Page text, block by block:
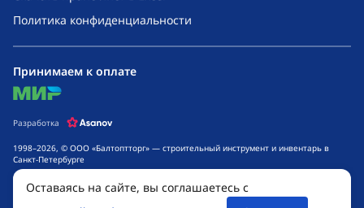
Политика конфиденциальности
1998–2026, © ООО «Балтоптторг» — строительный инструмент и инвентарь в
Санкт-Петербурге
Обращаем ваше внимание на то, что данный интернет-сайт носит исключительно
информационный характер и ни при каких условиях не является публичной
офертой, определяемой положениями ч. 2 ст. 437 Гражданского кодекса
Принимаем к оплате
mir
Разработка
Оставаясь на сайте, вы соглашаетесь с